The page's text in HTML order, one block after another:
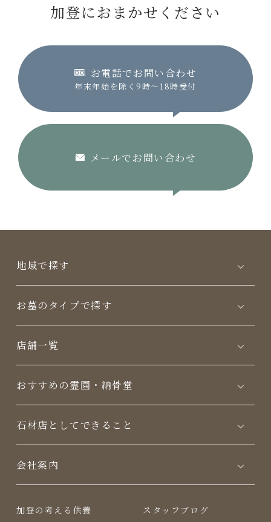
加登におまかせください
お電話でお問い合わせ
年末年始を除く9時〜18時受付
メールでお問い合わせ
地域で探す
お墓のタイプで探す
店舗一覧
おすすめの霊園・納骨堂
⽯材店としてできること
会社案内
加登の考える供養 スタッフブログ